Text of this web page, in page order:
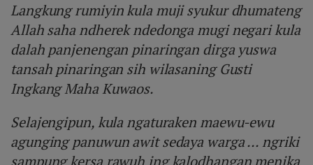
Langkung rumiyin kula muji syukur dhumateng
Allah saha ndherek ndedonga mugi negari kula
dalah panjenengan pinaringan dirga yuswa
tansah pinaringan sih wilasaning Gusti
Ingkang Maha Kuwaos.
Selajengipun, kula ngaturaken maewu-ewu
agunging panuwun awit sedaya warga ... ngriki